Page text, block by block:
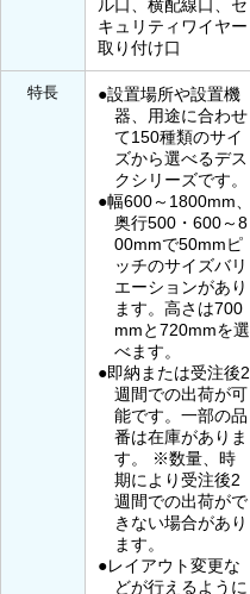
ル口、横配線口、セ
キュリティワイヤー
取り付け口
特長
●設置場所や設置機
器、用途に合わせ
て150種類のサイ
ズから選べるデス
クシリーズです。
●幅600～1800mm、
奥行500・600～8
00mmで50mmピ
ッチのサイズバリ
エーションがあり
ます。高さは700
mmと720mmを選
べます。
●即納または受注後2
週間での出荷が可
能です。一部の品
番は在庫がありま
す。 ※数量、時
期により受注後2
週間での出荷がで
きない場合があり
ます。
●レイアウト変更な
どが行えるように